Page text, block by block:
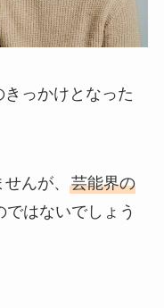
っかけとなった
んが、 芸能界の
ではないでしょう